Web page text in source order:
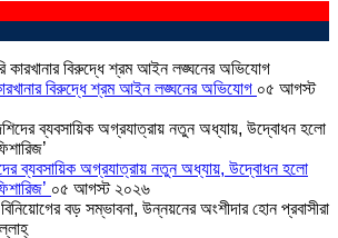
বিরুদ্ধে শ্রম আইন লঙ্ঘনের অভিযোগ ০৫ আগস্ট
ব্যবসায়িক অগ্রযাত্রায় নতুন অধ্যায়, উদ্বোধন হলো
০৫ আগস্ট ২০২৬